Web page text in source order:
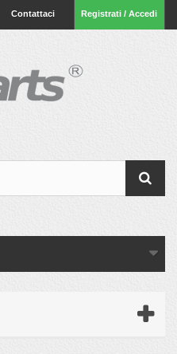
Registrati / Accedi
Contattaci